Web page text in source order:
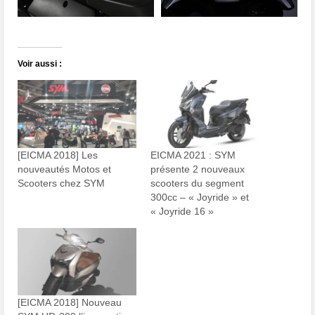
Voir aussi :
[EICMA 2018] Les
nouveautés Motos et
Scooters chez SYM
EICMA 2021 : SYM
présente 2 nouveaux
scooters du segment
300cc – « Joyride » et
« Joyride 16 »
[EICMA 2018] Nouveau